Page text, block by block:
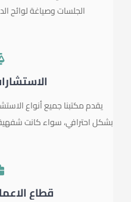
الجلسات وصياغة لوائح
يقدم مكتبنا جميع أنواع
بشكل احترافي، سواء كانت شفهية
قطاع